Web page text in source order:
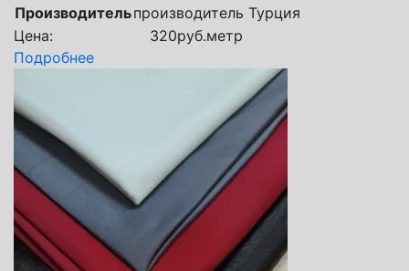
Производительпроизводитель Турция
Цена:
320руб.метр
Подробнее